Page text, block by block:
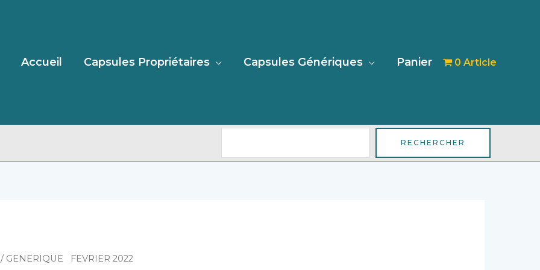
Accueil Capsules Propriétaires Capsules Génériques Panier 0 Article
RECHERCHER
GENERIQUE FEVRIER 2022